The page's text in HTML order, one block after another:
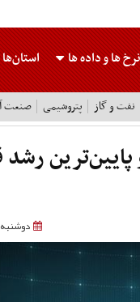
نرخ هاو داده ها استان‌ها
نفت و گاز پتروشیمی صنعت
پایین‌ترین
دوشنبه 11 مرداد 1400